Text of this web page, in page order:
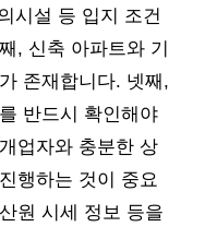
시설 등 입지 조건
, 신축 아파트와 기
존재합니다. 넷째,
반드시 확인해야
업자와 충분한 상
행하는 것이 중요
원 시세 정보 등을